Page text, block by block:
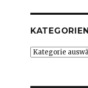
KATEGORIEN
Kategorien